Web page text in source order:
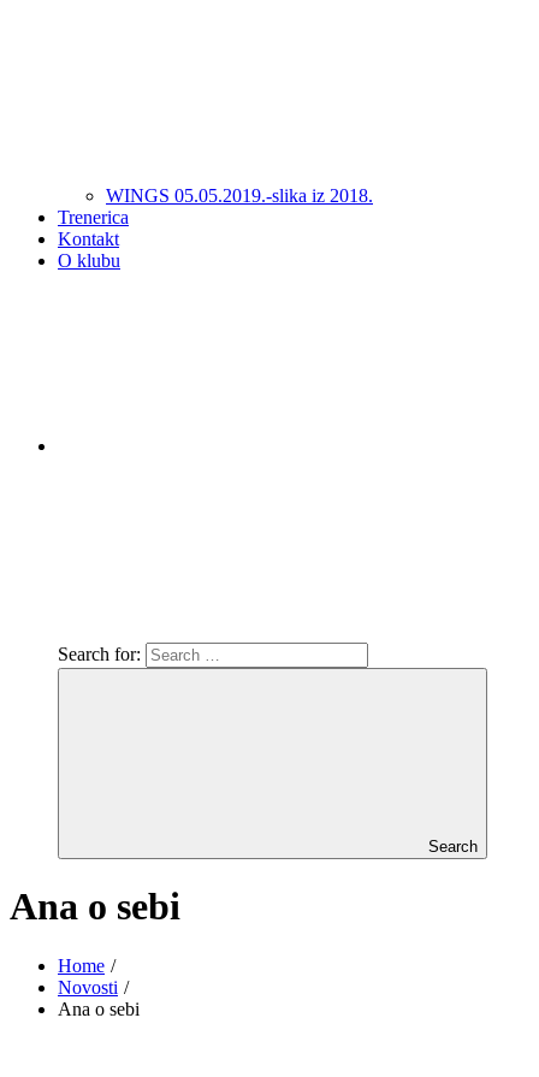
WINGS 05.05.2019.-slika iz 2018.
Trenerica
Kontakt
O klubu
Search for:
Search
Ana o sebi
Home
Novosti
Ana o sebi